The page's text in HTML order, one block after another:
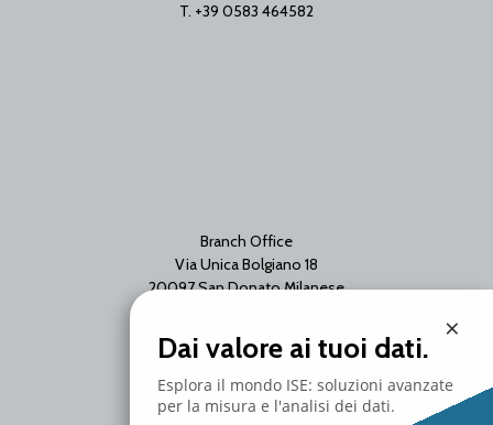
T. +39 0583 464582
Branch Office
Via Unica Bolgiano 18
20097 San Donato Milanese
T. +39 02 2153663
×
Dai valore ai tuoi dati.
Esplora il mondo ISE: soluzioni avanzate
per la misura e l'analisi dei dati.